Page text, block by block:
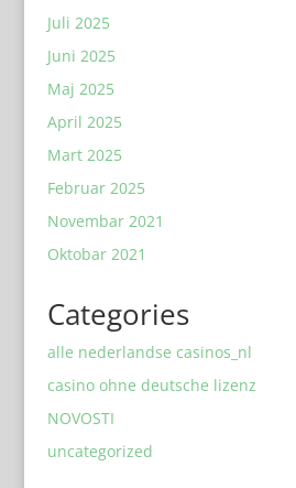
Juli 2025
Juni 2025
Maj 2025
April 2025
Mart 2025
Februar 2025
Novembar 2021
Oktobar 2021
Categories
alle nederlandse casinos_nl
casino ohne deutsche lizenz
NOVOSTI
uncategorized